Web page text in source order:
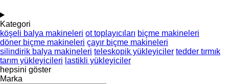
Kategori
köşeli balya makineleri ot toplayıcıları biçme makineleri
döner biçme makineleri çayır biçme makineleri
silindirik balya makineleri teleskopik yükleyiciler tedder tırmık
tarım yükleyicileri lastikli yükleyiciler
hepsini göster
Marka